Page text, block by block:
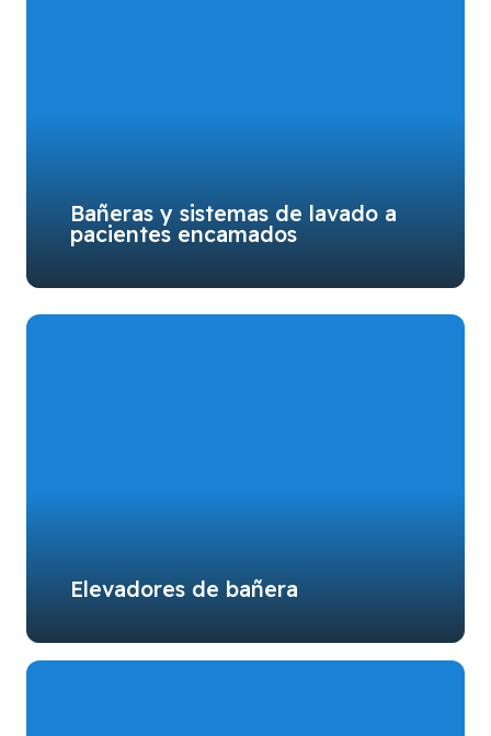
Bañeras y sistemas de lavado a
pacientes encamados
Elevadores de bañera